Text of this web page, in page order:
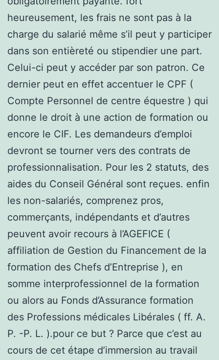
heureusement, les frais ne sont pas à la
charge du salarié même s’il peut y participer
dans son entièreté ou stipendier une part.
Celui-ci peut y accéder par son patron. Ce
dernier peut en effet accentuer le CPF (
Compte Personnel de centre équestre ) qui
donne le droit à une action de formation ou
encore le CIF. Les demandeurs d’emploi
devront se tourner vers des contrats de
professionnalisation. Pour les 2 statuts, des
aides du Conseil Général sont reçues. enfin
les non-salariés, comprenez pros,
commerçants, indépendants et d’autres
peuvent avoir recours à l’AGEFICE (
affiliation de Gestion du Financement de la
formation des Chefs d’Entreprise ), en
somme interprofessionnel de la formation
ou alors au Fonds d’Assurance formation
des Professions médicales Libérales ( ff. A.
P. -P. L. ).pour ce but ? Parce que c’est au
cours de cet étape d’immersion au travail